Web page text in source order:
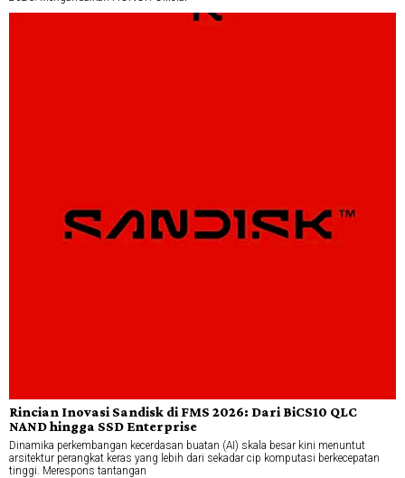
Rincian Inovasi Sandisk di FMS 2026: Dari BiCS10 QLC
NAND hingga SSD Enterprise
Dinamika perkembangan kecerdasan buatan (AI) skala besar kini menuntut
arsitektur perangkat keras yang lebih dari sekadar cip komputasi berkecepatan
tinggi. Merespons tantangan